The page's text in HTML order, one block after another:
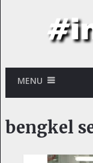
MENU
bengkel